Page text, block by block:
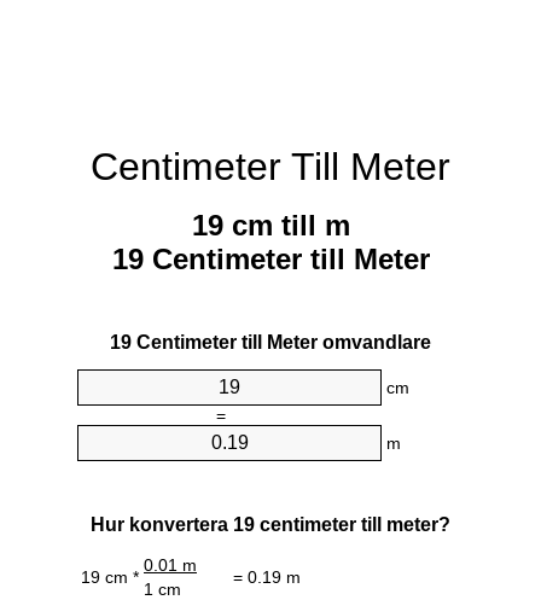
Centimeter Till Meter
19 cm till m
19 Centimeter till Meter
19 Centimeter till Meter omvandlare
cm
=
m
Hur konvertera 19 centimeter till meter?
19 cm *
0.01 m
= 0.19 m
1 cm